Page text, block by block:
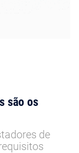
são os
de